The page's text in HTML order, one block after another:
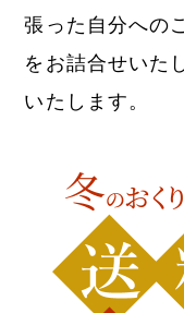
張った自分への
をお詰合せいた
いたします。